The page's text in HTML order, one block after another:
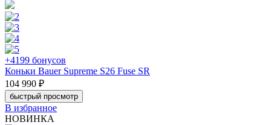
+4199 бонусов
Коньки Bauer Supreme S26 Fuse SR
104 990 ₽
быстрый просмотр
В избранное
НОВИНКА